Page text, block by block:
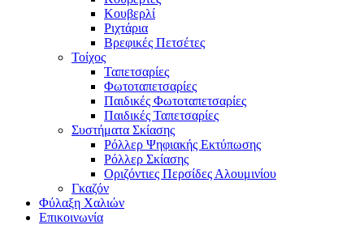
Κουβερλί
Ριχτάρια
Βρεφικές Πετσέτες
Τοίχος
Ταπετσαρίες
Φωτοταπετσαρίες
Παιδικές Φωτοταπετσαρίες
Παιδικές Ταπετσαρίες
Συστήματα Σκίασης
Ρόλλερ Ψηφιακής Εκτύπωσης
Ρόλλερ Σκίασης
Οριζόντιες Περσίδες Αλουμινίου
Γκαζόν
Φύλαξη Χαλιών
Επικοινωνία